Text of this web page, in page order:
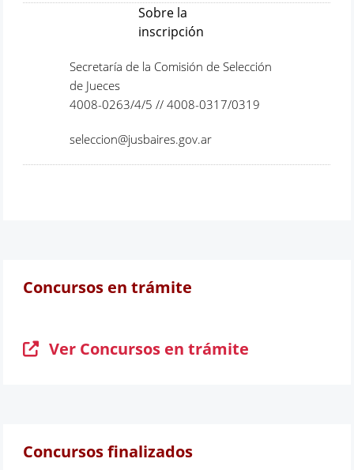
Sobre la
inscripción
Secretaría de la Comisión de Selección
de Jueces
4008-0263/4/5 // 4008-0317/0319
seleccion@jusbaires.gov.ar
Concursos en trámite
Ver Concursos en trámite
Concursos finalizados